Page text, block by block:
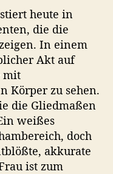
heute in
die die
In einem
Akt auf
mit
Körper zu sehen.
die Gliedmaßen
weißes
doch
akkurate
ist zum